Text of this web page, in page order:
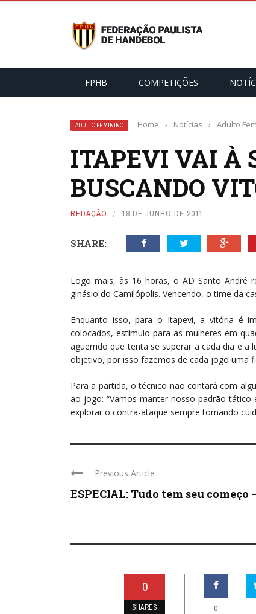
FPHB COMPETIÇÕES
ADULTO FEMININO Home › Notícias › Adulto
ITAPEVI VAI À
BUSCANDO
REDAÇÃO 18 DE JUNHO DE 2011
SHARE:
Logo mais, às 16 horas, o AD Santo André
ginásio do Camilópolis. Vencendo, o time da
Enquanto isso, para o Itapevi, a vitória é
colocados, estímulo para as mulheres em
aguerrido que tenta se superar a cada dia e
objetivo, por isso fazemos de cada jogo uma
Para a partida, o técnico não contará com
ao jogo: “Vamos manter nosso padrão
explorar o contra-ataque sempre tomando
Previous Article
ESPECIAL: Tudo tem seu começo
0
SHARES 0